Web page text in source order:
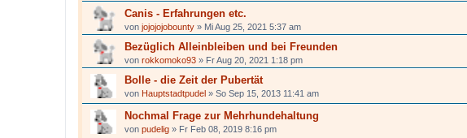
Canis - Erfahrungen etc.
von jojojojobounty » Mi Aug 25, 2021 5:37 am
Bezüglich Alleinbleiben und bei Freunden
von rokkomoko93 » Fr Aug 20, 2021 1:18 pm
Bolle - die Zeit der Pubertät
von Hauptstadtpudel » So Sep 15, 2013 11:41 am
Nochmal Frage zur Mehrhundehaltung
von pudelig » Fr Feb 08, 2019 8:16 pm